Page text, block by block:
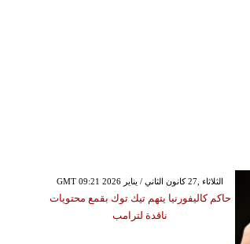
GMT 09:21 2026 الثلاثاء ,27 كانون الثاني / يناير
حاكم كاليفورنيا يتهم تيك توك بقمع محتويات
ناقدة لترامب